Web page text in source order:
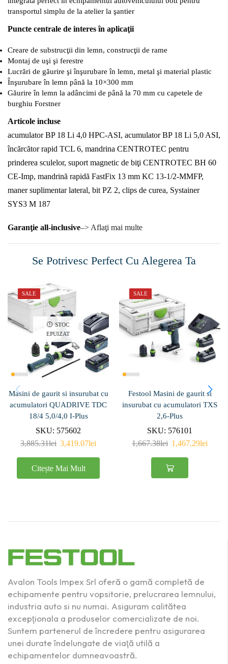
transportul simplu de la atelier la şantier
Puncte centrale de interes în aplicaţii
Creare de substrucţii din lemn, construcţii de rame
Montaj de uşi şi ferestre
Lucrări de găurire şi înşurubare în lemn, metal şi material plastic
Înşurubare în lemn până la 10×300 mm
Găurire în lemn la adâncimi de până la 70 mm cu capetele de
burghiu Forstner
Articole incluse
acumulator BP 18 Li 4,0 HPC-ASI, acumulator BP 18 Li 5,0 ASI,
încărcător rapid TCL 6, mandrina CENTROTEC pentru
prinderea sculelor, suport magnetic de biţi CENTROTEC BH 60
CE-Imp, mandrină rapidă FastFix 13 mm KC 13-1/2-MMFP,
maner suplimentar lateral, bit PZ 2, clips de curea, Systainer
SYS3 M 187
Garanţie all-inclusive–> Aflaţi mai multe
Se Potrivesc Perfect Cu Alegerea Ta
SALE
STOC
EPUIZAT
Masini de gaurit si insurubat cu
acumulatori QUADRIVE TDC
18/4 5,0/4,0 I-Plus
SKU: 575602
3,885.31lei 3,419.07lei
Citește Mai Mult
SALE
Festool Masini de gaurit si
insurubat cu acumulatori TXS
2,6-Plus
SKU: 576101
1,667.38lei 1,467.29lei
Avalon Tools Impex Srl oferă o gamă completă de
echipamente pentru vopsitorie, prelucrarea lemnului,
industria auto si nu numai. Asiguram calitătea
excepţionala a produselor comercializate de noi.
Suntem partenerul de încredere pentru asigurarea
unei durate îndelungate de viaţă utilă a
echipamentelor dumneavoastră.